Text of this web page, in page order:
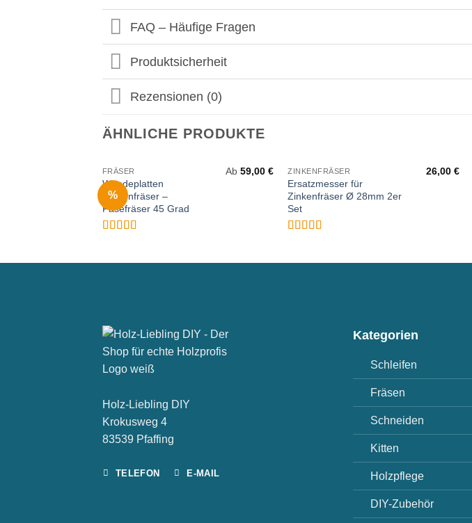
FAQ – Häufige Fragen
Produktsicherheit
Rezensionen (0)
ÄHNLICHE PRODUKTE
%
FRÄSER
Wendeplatten
Kantenfräser –
Fasefräser 45 Grad
5
Ab59,00€ ZINKENFRÄSER
Ersatzmesser für
Zinkenfräser Ø 28mm 2er
Set
26,00 €
Holz-Liebling DIY
Krokusweg 4
83539 Pfaffing
TELEFON E-MAIL
Kategorien
Schleifen
Fräsen
Schneiden
Kitten
Holzpflege
DIY-Zubehör